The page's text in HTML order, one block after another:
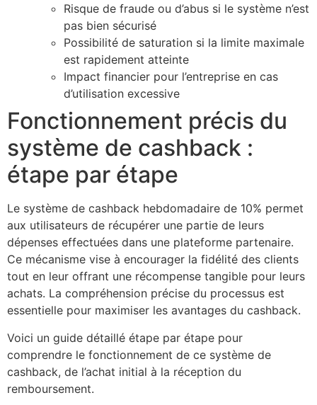
Risque de fraude ou d’abus si le système n’est
pas bien sécurisé
Possibilité de saturation si la limite maximale
est rapidement atteinte
Impact financier pour l’entreprise en cas
d’utilisation excessive
Fonctionnement précis du
système de cashback :
étape par étape
Le système de cashback hebdomadaire de 10% permet
aux utilisateurs de récupérer une partie de leurs
dépenses effectuées dans une plateforme partenaire.
Ce mécanisme vise à encourager la fidélité des clients
tout en leur offrant une récompense tangible pour leurs
achats. La compréhension précise du processus est
essentielle pour maximiser les avantages du cashback.
Voici un guide détaillé étape par étape pour
comprendre le fonctionnement de ce système de
cashback, de l’achat initial à la réception du
remboursement.